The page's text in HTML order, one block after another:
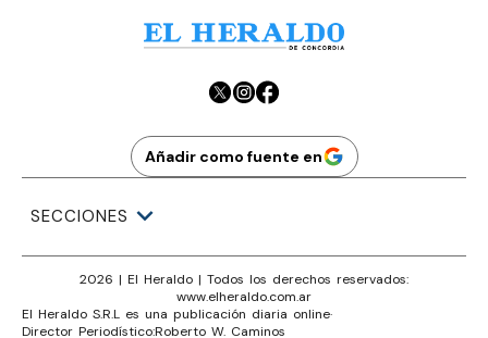
Añadir como fuente en
SECCIONES
2026 | El Heraldo | Todos los derechos reservados:
www.elheraldo.com.ar
El Heraldo S.R.L es una publicación diaria online·
Director Periodístico:Roberto W. Caminos